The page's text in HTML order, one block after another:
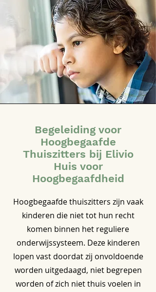
Begeleiding voor
Hoogbegaafde
Thuiszitters bij Elivio
Huis voor
Hoogbegaafdheid
Hoogbegaafde thuiszitters zijn vaak
kinderen die niet tot hun recht
komen binnen het reguliere
onderwijssysteem. Deze kinderen
lopen vast doordat zij onvoldoende
worden uitgedaagd, niet begrepen
worden of zich niet thuis voelen in